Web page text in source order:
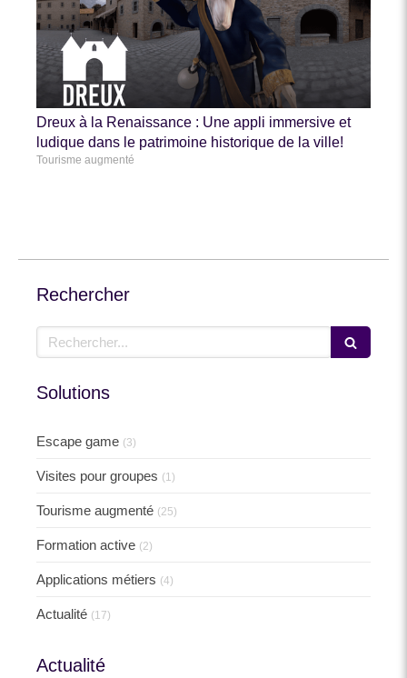
Dreux à la Renaissance : Une appli immersive et
ludique dans le patrimoine historique de la ville!
Tourisme augmenté
Rechercher
Rechercher
Solutions
Escape game (3)
Visites pour groupes (1)
Tourisme augmenté (25)
Formation active (2)
Applications métiers (4)
Actualité (17)
Actualité